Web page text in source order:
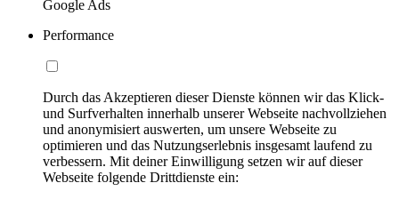
Google Ads
Performance
Durch das Akzeptieren dieser Dienste können wir das Klick-
und Surfverhalten innerhalb unserer Webseite nachvollziehen
und anonymisiert auswerten, um unsere Webseite zu
optimieren und das Nutzungserlebnis insgesamt laufend zu
verbessern. Mit deiner Einwilligung setzen wir auf dieser
Webseite folgende Drittdienste ein: